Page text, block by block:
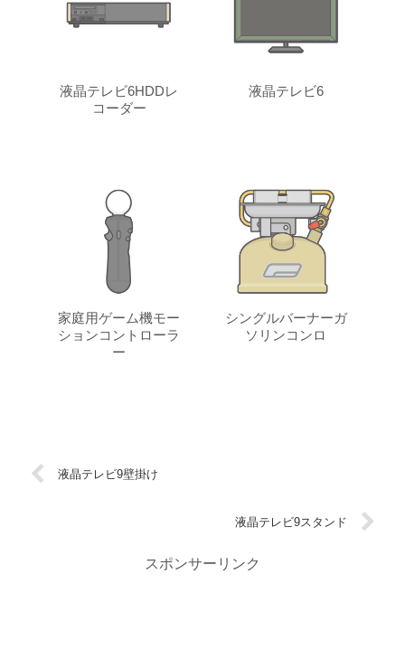
液晶テレビ6HDDレ
コーダー
液晶テレビ6
家庭用ゲーム機モー
ションコントローラ
ー
シングルバーナーガ
ソリンコンロ
液晶テレビ9壁掛け
液晶テレビ9スタンド
スポンサーリンク